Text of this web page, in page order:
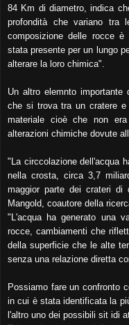
84 Km di diametro, indica
profondità che variano
composizione delle rocce
stata presente per un lungo
alterare la loro chimica".
Un altro elemnto
che si trova tra un cratere e
materiale cioè che non
alterazioni chimiche dovute
"La circcolazione dell'acqua
nella crosta, circa 3,7
maggior parte dei crateri di
Mangold, coautore della
"L'acqua ha generato una
rocce, cambiamenti che
della superficie che le alte
senza una relazione diretta
Possiamo fare un confronto
in cui è stata identificata la
l'altro uno dei possibili sit idi